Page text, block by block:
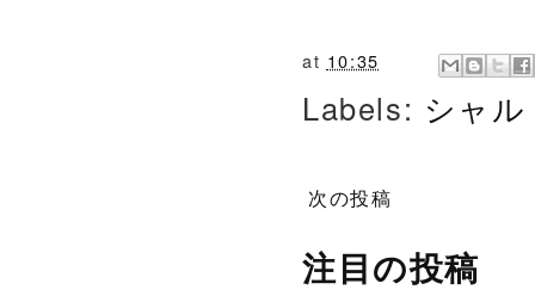
at 10:35
Labels: シャ
次の投稿
注目の投稿